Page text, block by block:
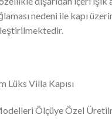
nedeni ile kapı
Lüks Villa Kapısı
Ölçüye Özel